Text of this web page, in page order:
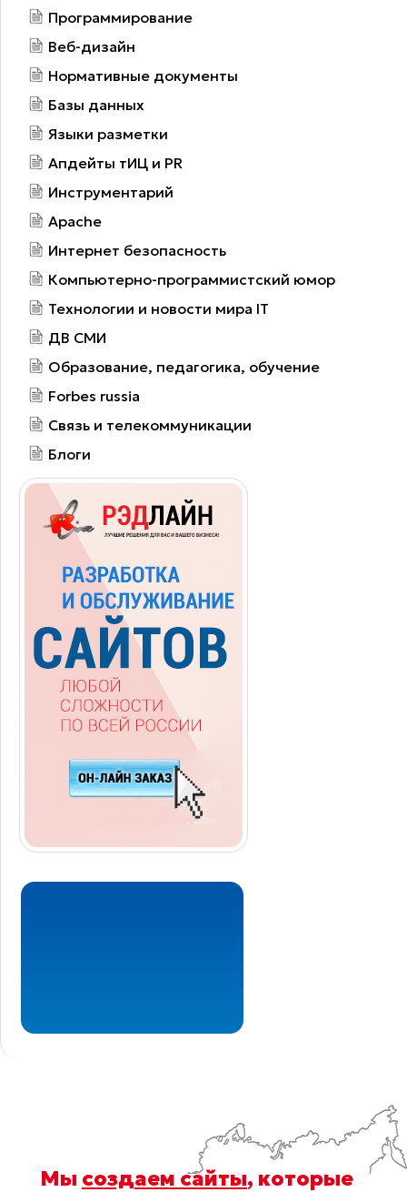
Программирование
Веб-дизайн
Нормативные документы
Базы данных
Языки разметки
Апдейты тИЦ и PR
Инструментарий
Apache
Интернет безопасность
Компьютерно-программистский юмор
Технологии и новости мира IT
ДВ СМИ
Образование, педагогика, обучение
Forbes russia
Связь и телекоммуникации
Блоги
Мы создаем сайты, которые